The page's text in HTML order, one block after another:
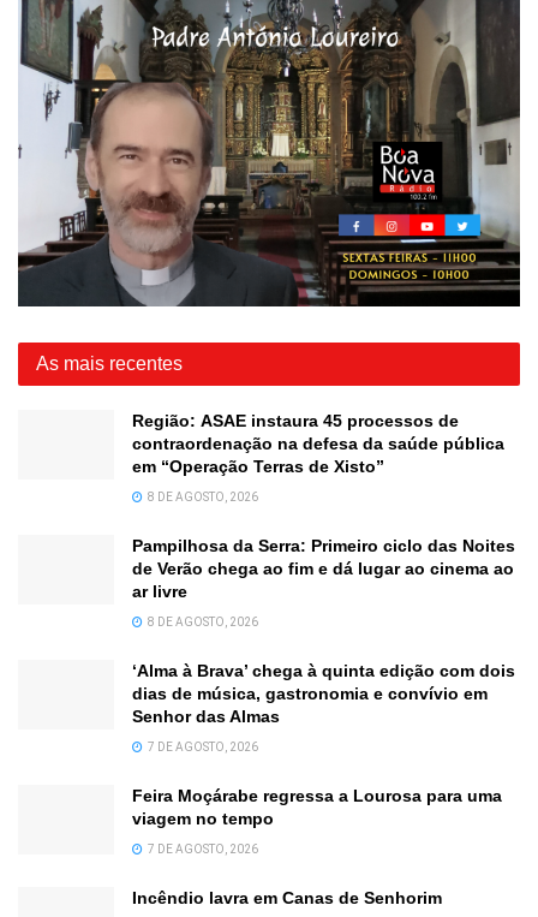
As mais recentes
Região: ASAE instaura 45 processos de
contraordenação na defesa da saúde pública
em “Operação Terras de Xisto”
8 DE AGOSTO, 2026
Pampilhosa da Serra: Primeiro ciclo das Noites
de Verão chega ao fim e dá lugar ao cinema ao
ar livre
8 DE AGOSTO, 2026
‘Alma à Brava’ chega à quinta edição com dois
dias de música, gastronomia e convívio em
Senhor das Almas
7 DE AGOSTO, 2026
Feira Moçárabe regressa a Lourosa para uma
viagem no tempo
7 DE AGOSTO, 2026
Incêndio lavra em Canas de Senhorim